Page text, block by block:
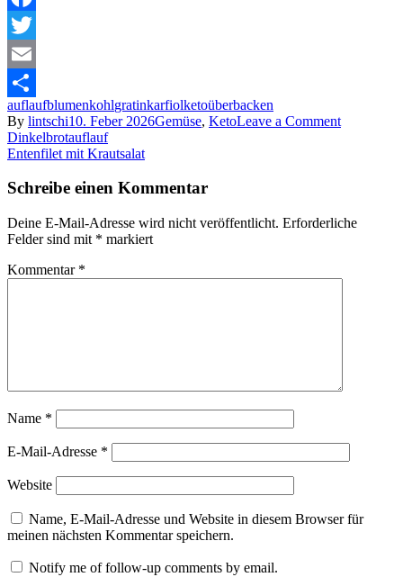
Facebook
Twitter
Email
Share
auflaufblumenkohlgratinkarfiolketoüberbacken
By lintschi10. Feber 2026Gemüse, KetoLeave a Commenton
Beitragsnavigation
Dinkelbrotauflauf
Entenfilet mit Krautsalat
Schreibe einen Kommentar
Deine E-Mail-Adresse wird nicht veröffentlicht. Erforderliche
Felder sind mit * markiert
Kommentar *
Name *
E-Mail-Adresse *
Website
Name, E-Mail-Adresse und Website in diesem Browser für
meinen nächsten Kommentar speichern.
Notify me of follow-up comments by email.